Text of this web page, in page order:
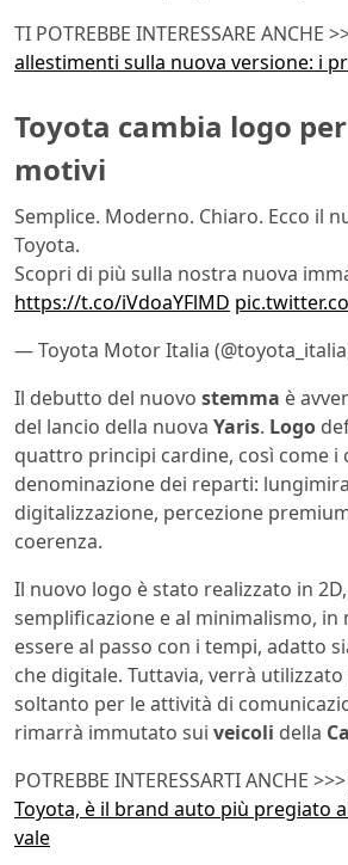
TI POTREBBE INTERESSARE ANCHE
allestimenti sulla nuova versione: i
Toyota cambia logo per
motivi
Semplice. Moderno. Chiaro. Ecco il
Toyota.
Scopri di più sulla nostra nuova
https://t.co/iVdoaYFlMD
— Toyota Motor Italia
Il debutto del nuovo stemma è
del lancio della nuova Yaris. Logo
quattro principi cardine, così come i
denominazione dei reparti:
digitalizzazione, percezione
coerenza.
Il nuovo logo è stato realizzato in
semplificazione e al minimalismo, in
essere al passo con i tempi, adatto
che digitale. Tuttavia, verrà
soltanto per le attività di
rimarrà immutato sui veicoli della
POTREBBE INTERESSARTI ANCHE >>>
Toyota, è il brand auto più pregiato
vale